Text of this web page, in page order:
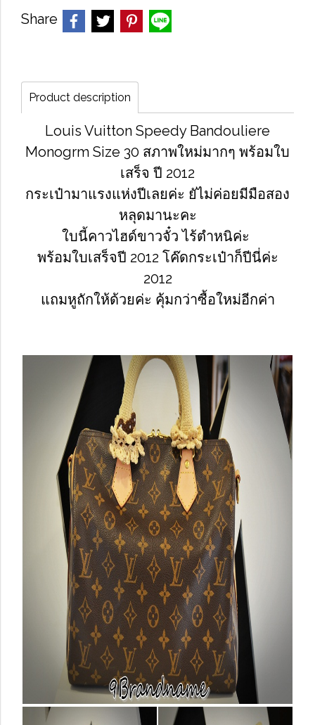
Share
Product description
Louis Vuitton Speedy Bandouliere
Monogrm Size 30 สภาพใหม่มากๆ พร้อมใบ
เสร็จ ปี 2012
กระเป๋ามาแรงแห่งปีเลยค่ะ ยัไม่ค่อยมีมือสอง
หลุดมานะคะ
ใบนี้คาวไฮด์ขาวจั๋ว ไร้ตำหนิค่ะ
พร้อมใบเสร็จปี 2012 โค๊ดกระเป๋าก็ปีนี่ค่ะ
2012
แถมหูถักให้ด้วยค่ะ คุ้มกว่าซื้อใหม่อีกค่า